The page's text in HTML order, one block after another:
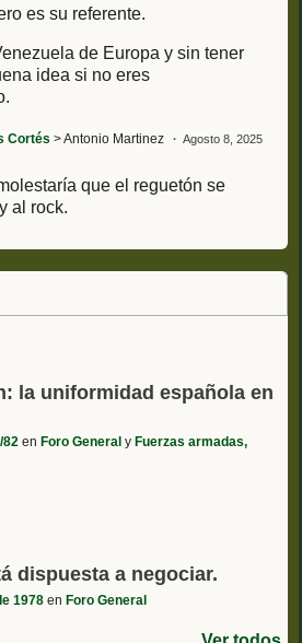
es su referente.
de Europa y sin tener
idea si no eres
Cortés > Antonio Martinez
Agosto 8, 2025
que el reguetón se
al rock.
la uniformidad española en
82 en Foro General y Fuerzas armadas,
dispuesta a negociar.
1978 en Foro General